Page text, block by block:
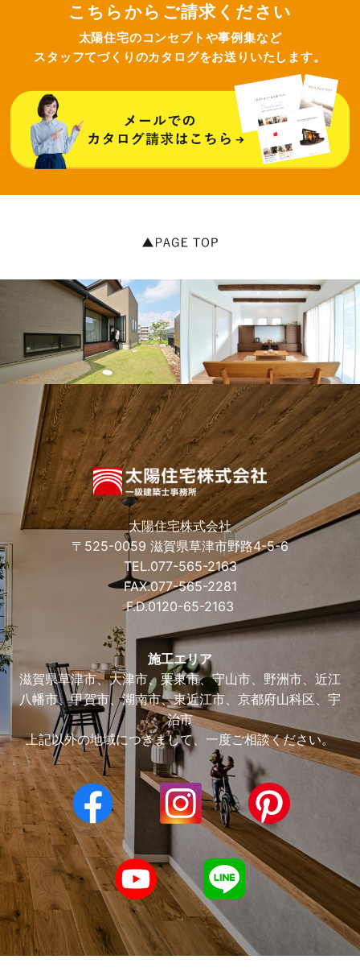
こちらからご請求ください
太陽住宅のコンセプトや事例集など
スタッフてづくりのカタログをお送りいたします。
太陽住宅株式会社
〒525-0059 滋賀県草津市野路4-5-6
TEL.077-565-2163
FAX.077-565-2281
F.D.0120-65-2163
施工エリア
滋賀県草津市、大津市、栗東市、守山市、野洲市、近江
八幡市、甲賀市、湖南市、東近江市、京都府山科区、宇
治市
上記以外の地域につきまして、一度ご相談ください。